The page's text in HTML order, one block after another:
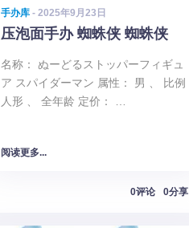
手办库 - 2025年9月23日
压泡面手办 蜘蛛侠 蜘蛛侠
名称： ぬーどるストッパーフィギュ
ア スパイダーマン 属性： 男 、 比例
人形 、 全年龄 定价： …
阅读更多...
0评论 0分享